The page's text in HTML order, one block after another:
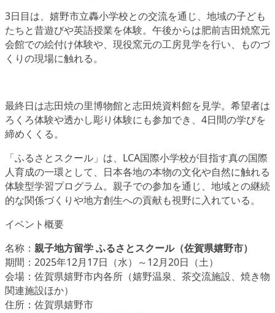
3日目は、嬉野市立轟小学校との交流を通じ、地域の子ども
たちと昔遊びや英語授業を体験。午後からは肥前吉田焼窯元
会館での絵付け体験や、現役窯元の工房見学を行い、ものづ
くりの現場に触れる。
最終日は志田焼の里博物館と志田焼資料館を見学。希望者は
ろくろ体験や透かし彫り体験にも参加でき、4日間の学びを
締めくくる。
「ふるさとスクール」は、LCA国際小学校が目指す真の国際
人育成の一環として、日本各地の本物の文化や自然に触れる
体験型学習プログラム。親子での参加を通じ、地域との継続
的な関係づくりや地方創生への貢献も視野に入れている。
イベント概要
名称： 親子地方留学 ふるさとスクール（佐賀県嬉野市）
期間：2025年12月17日（水）～12月20日（土）
会場：佐賀県嬉野市内各所（嬉野温泉、茶交流施設、焼き物
関連施設ほか）
住所：佐賀県嬉野市